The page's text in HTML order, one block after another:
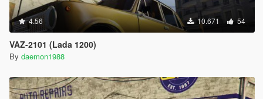
4.56 10.671 54
VAZ-2101 (Lada 1200)
By daemon1988